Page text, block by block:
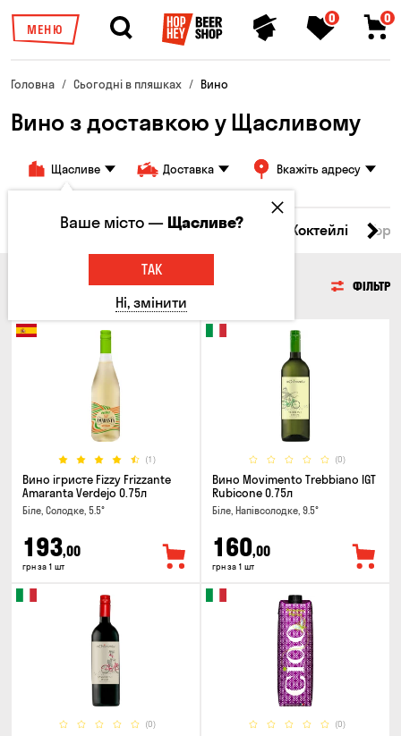
МЕНЮ
0 0
Головна Сьогодні в пляшках Вино
Вино з доставкою у Щасливому
Щасливе Доставка Вкажіть адресу
Пиво Сидр Вино Віскі Коктейлі
ФІЛЬТР
(1)
Вино ігристе Fizzy Frizzante
Amaranta Verdejo 0.75л
Біле, Солодке, 5.5°
193,00
грн за 1 шт
(0)
Вино Movimento Trebbiano IGT
Rubicone 0.75л
Біле, Напівсолодке, 9.5°
160,00
грн за 1 шт
(0) (0)
Ваше місто —Щасливе?
ТАК
Ні, змінити